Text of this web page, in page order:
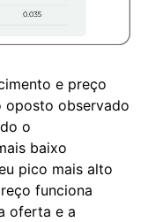
e preço
oposto observado
o
baixo
pico mais alto
funciona
oferta e a